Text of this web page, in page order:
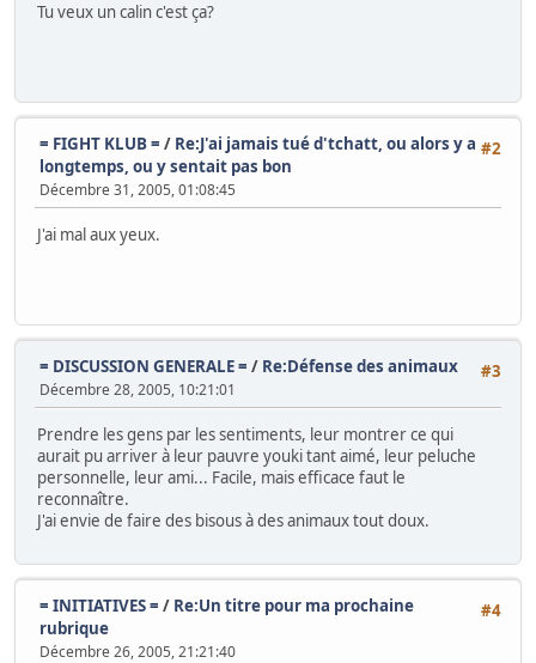
Tu veux un calin c'est ça?
#2
= FIGHT KLUB = / Re:J'ai jamais tué d'tchatt, ou alors y a
longtemps, ou y sentait pas bon
Décembre 31, 2005, 01:08:45
J'ai mal aux yeux.
#3
= DISCUSSION GENERALE = / Re:Défense des animaux
Décembre 28, 2005, 10:21:01
Prendre les gens par les sentiments, leur montrer ce qui
aurait pu arriver à leur pauvre youki tant aimé, leur peluche
personnelle, leur ami... Facile, mais efficace faut le
reconnaître.
J'ai envie de faire des bisous à des animaux tout doux.
#4
= INITIATIVES = / Re:Un titre pour ma prochaine
rubrique
Décembre 26, 2005, 21:21:40